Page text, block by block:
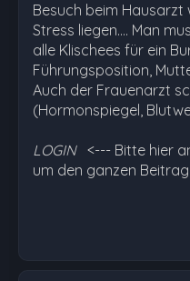
Besuch beim
Stress liegen.... Man
alle Klischees für ein
Führungsposition,
Auch der Frauenarzt
(Hormonspiegel,
LOGIN <--- Bitte hier
um den ganzen Beitrag